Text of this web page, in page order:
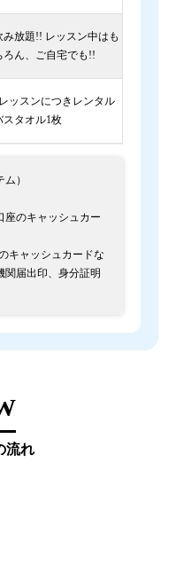
み放題!! レッスン中はも
ろん、ご自宅でも!!
ッスンにつきレンタル
スタオル1枚
）
のキャッシュカー
キャッシュカードな
関届出印、身分証明
流れ